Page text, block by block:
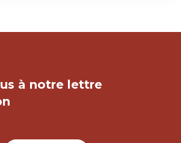
à notre lettre